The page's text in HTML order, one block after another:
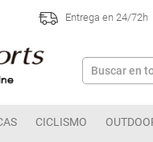
Entrega en 24/72h
CICLISMO